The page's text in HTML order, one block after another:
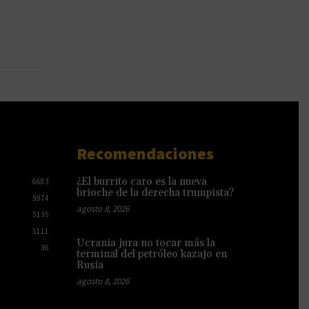
6683
5974
5135
5111
36
Recomendaciones
¿El burrito caro es la nueva
brioche de la derecha trumpista?
agosto 8, 2026
Ucrania jura no tocar más la
terminal del petróleo kazajo en
Rusia
agosto 8, 2026